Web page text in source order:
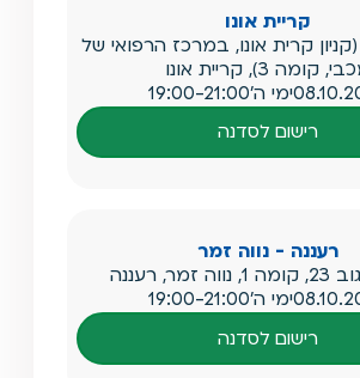
קריית אונו
39, (קניון קרית אונו, במרכז הרפואי של
קומה 3), קריית אונו
ימי ה'19:00-21:00
רישום לסדנה
רעננה - נווה זמר
רעננה
ימי ה'19:00-21:00
רישום לסדנה